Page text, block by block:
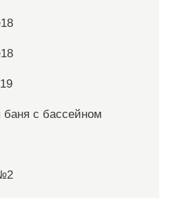
баня с бассейном